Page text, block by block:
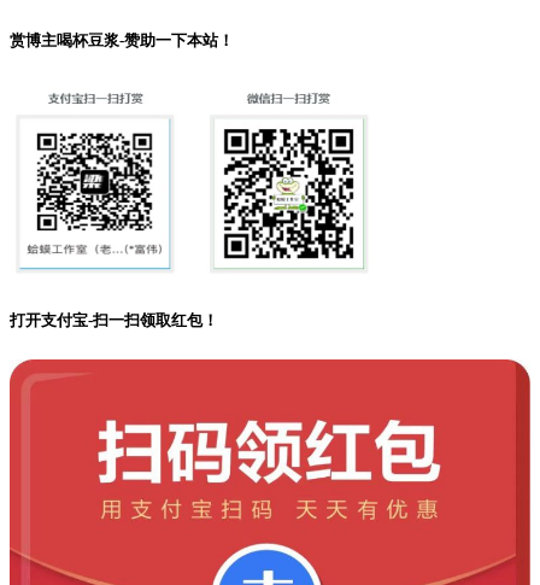
赏博主喝杯豆浆-赞助一下本站！
打开支付宝-扫一扫领取红包！